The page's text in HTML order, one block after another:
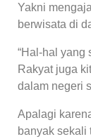
Yakni
berwisata di
“Hal-hal yang
Rakyat juga
dalam negeri
Apalagi
banyak sekali